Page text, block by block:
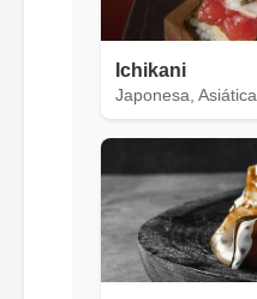
Ichikani
Japonesa, Asiática